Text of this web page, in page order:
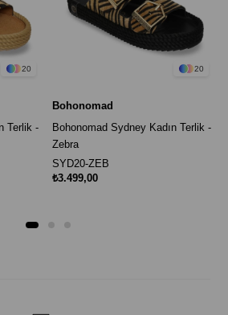
20
Terlik -
20
Bohonomad
Bohonomad Sydney Kadın Terlik -
Zebra
SYD20-ZEB
₺3.499,00